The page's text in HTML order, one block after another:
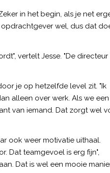
in het begin, als je net
wel, dus dat
vertelt Jesse. "De directeur
je op hetzelfde level zit. "Ik
alleen over werk. Als we een
van iemand. Dat zorgt wel
ook weer motivatie uithaal.
Dat teamgevoel is erg fijn",
Dat is wel een mooie